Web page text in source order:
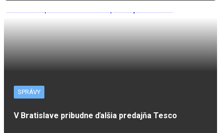
SPRÁVY
V Bratislave pribudne ďalšia predajňa Tesco